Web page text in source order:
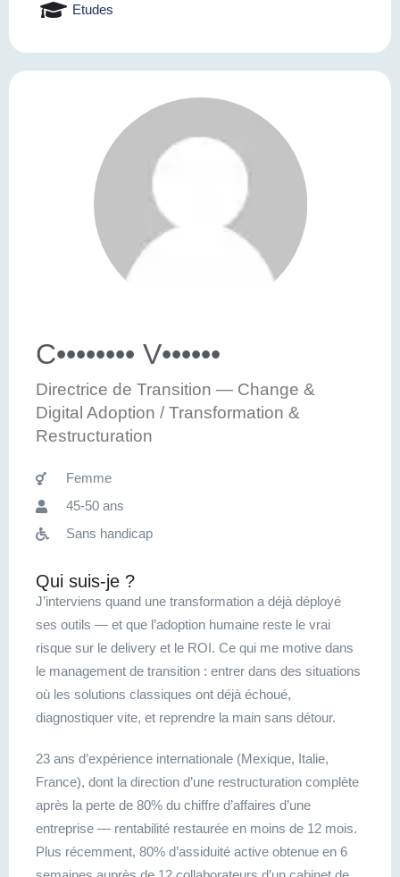
Etudes
C•••••••• V••••••
Directrice de Transition — Change &
Digital Adoption / Transformation &
Restructuration
Femme
45-50 ans
Sans handicap
Qui suis-je ?
J’interviens quand une transformation a déjà déployé
ses outils — et que l’adoption humaine reste le vrai
risque sur le delivery et le ROI. Ce qui me motive dans
le management de transition : entrer dans des situations
où les solutions classiques ont déjà échoué,
diagnostiquer vite, et reprendre la main sans détour.
23 ans d’expérience internationale (Mexique, Italie,
France), dont la direction d’une restructuration complète
après la perte de 80% du chiffre d’affaires d’une
entreprise — rentabilité restaurée en moins de 12 mois.
Plus récemment, 80% d’assiduité active obtenue en 6